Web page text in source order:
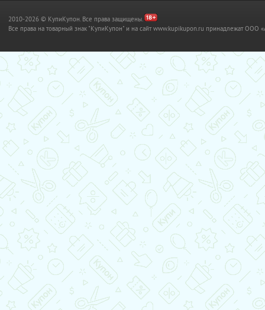
2010-2026 © КупиКупон. Все права защищены.
Все права на товарный знак "КупиКупон" и на сайт www.kupikupon.ru принадлежат